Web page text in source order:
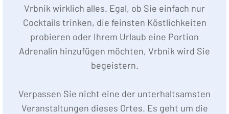
Vrbnik wirklich alles. Egal, ob Sie einfach nur
Cocktails trinken, die feinsten Köstlichkeiten
probieren oder Ihrem Urlaub eine Portion
Adrenalin hinzufügen möchten, Vrbnik wird Sie
begeistern.
Verpassen Sie nicht eine der unterhaltsamsten
Veranstaltungen dieses Ortes. Es geht um die